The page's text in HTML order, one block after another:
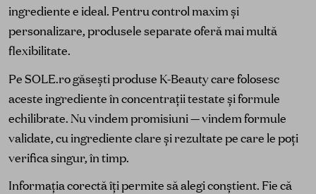
ingrediente e ideal. Pentru control maxim și
personalizare, produsele separate oferă mai multă
flexibilitate.
Pe SOLE.ro găsești produse K-Beauty care folosesc
aceste ingrediente în concentrații testate și formule
echilibrate. Nu vindem promisiuni — vindem formule
validate, cu ingrediente clare și rezultate pe care le poți
verifica singur, în timp.
Informația corectă îți permite să alegi conștient. Fie că